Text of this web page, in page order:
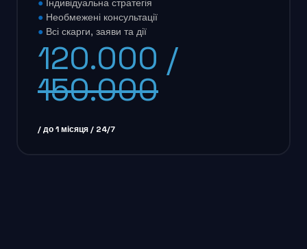
● Індивідуальна стратегія
● Необмежені консультації
● Всі скарги, заяви та дії
120.000 /
150.000
/ до 1 місяця / 24/7